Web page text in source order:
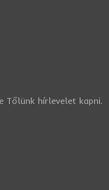
Tőlünk hírlevelet kapni.